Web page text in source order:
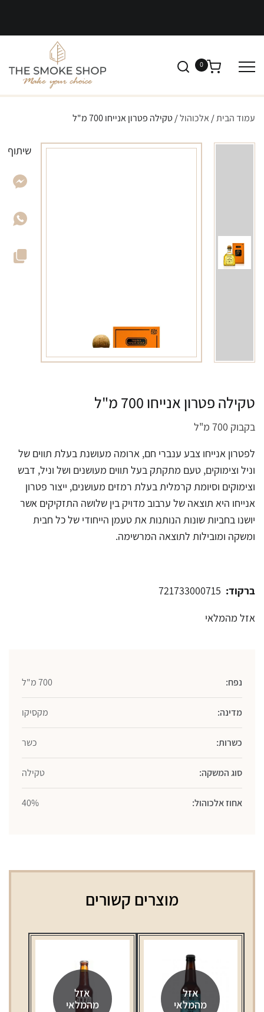
0
עמוד הבית/ אלכוהול/ טקילה פטרון אנייחו 700 מ"ל
טקילה פטרון אנייחו 700 מ"ל
בקבוק 700 מ"ל
לפטרון אנייחו צבע ענברי חם, ארומה מעושנת בעלת תווים של
וניל וצימוקים, טעם מתקתק בעל תווים מעושנים ושל וניל, דבש
וצימוקים וסיומת קרמלית בעלת רמזים מעושנים, ייצור פטרון
אנייחו היא תוצאה של ערבוב מדויק בין שלושה התזקיקים אשר
יושנו בחביות שונות הנותנות את טעמן הייחודי של כל חבית
ומשקה ומובילות לתוצאה המרשימה.
ברקוד:
אזל מהמלאי
נפח: 700 מ"ל
מדינה: מקסיקו
כשרות: כשר
סוג המשקה: טקילה
אחוז אלכוהול: 40%
שיתוף
מוצרים קשורים
אזל
מהמלאי
אזל
מהמלאי